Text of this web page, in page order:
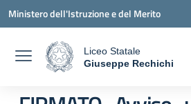
Vai ai contenuti
Vai al menu di navigazione
Vai al footer
Ministero dell'Istruzione e del Merito
Liceo Statale
Giuseppe Rechichi